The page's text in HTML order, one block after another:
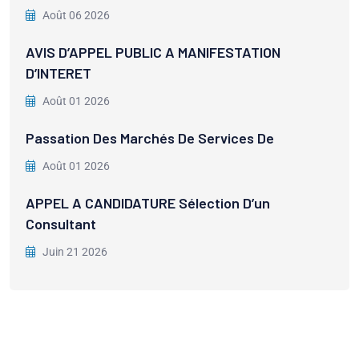
Août 06 2026
AVIS D’APPEL PUBLIC A MANIFESTATION
D’INTERET
Août 01 2026
Passation Des Marchés De Services De
Août 01 2026
APPEL A CANDIDATURE Sélection D’un
Consultant
Juin 21 2026